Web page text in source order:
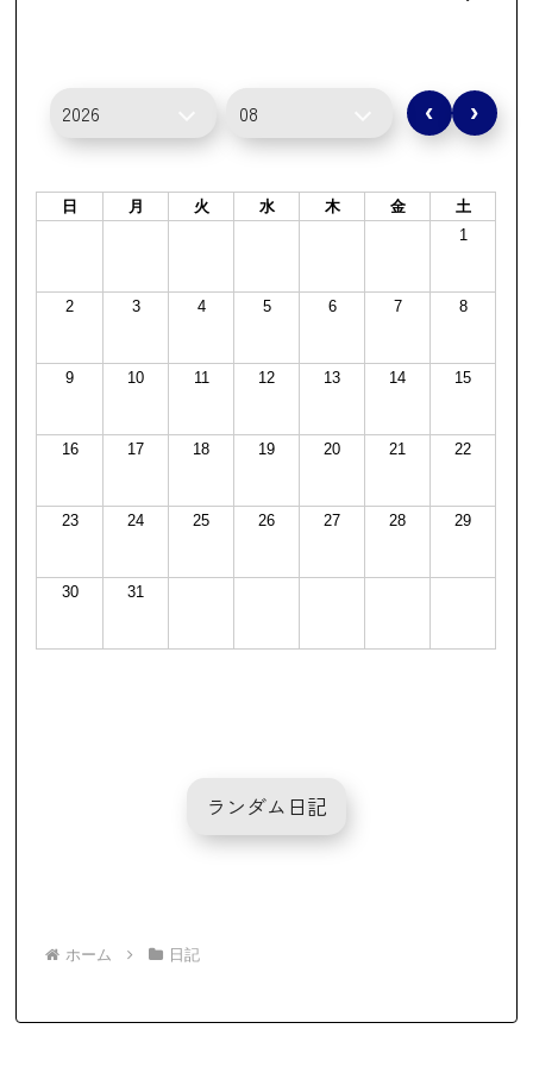
‹ ›
日 月 火 水 木 金
土
1
2 3 4 5 6 7 8
9 10 11 12 13 14 15
16 17 18 19 20 21 22
23 24 25 26 27 28 29
30 31
ランダム日記
ホーム 日記